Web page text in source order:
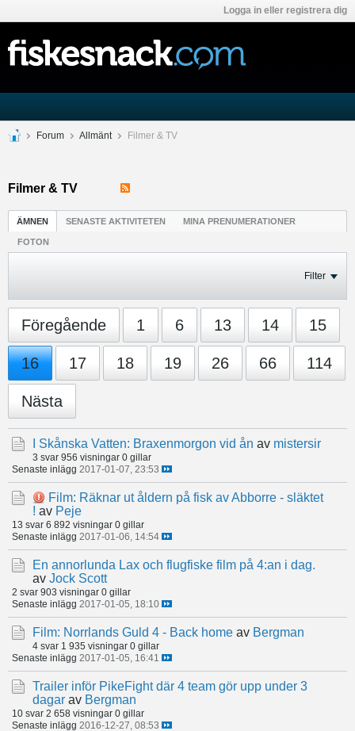
Logga in eller registrera dig
Forum Allmänt Filmer & TV
Filmer & TV
ÄMNEN SENASTE AKTIVITETEN MINA PRENUMERATIONER
FOTON
Filter
Föregående 1 6 13 14 15
16 17 18 19 26 66 114
Nästa
I Skånska Vatten: Braxenmorgon vid ån av mistersir
3 svar 956 visningar 0 gillar
Senaste inlägg 2017-01-07, 23:53
Film: Räknar ut åldern på fisk av Abborre - släktet
! av Peje
13 svar 6 892 visningar 0 gillar
Senaste inlägg 2017-01-06, 14:54
En annorlunda Lax och flugfiske film på 4:an i dag.
av Jock Scott
2 svar 903 visningar 0 gillar
Senaste inlägg 2017-01-05, 18:10
Film: Norrlands Guld 4 - Back home av Bergman
4 svar 1 935 visningar 0 gillar
Senaste inlägg 2017-01-05, 16:41
Trailer inför PikeFight där 4 team gör upp under 3
dagar av Bergman
10 svar 2 658 visningar 0 gillar
Senaste inlägg 2016-12-27, 08:53